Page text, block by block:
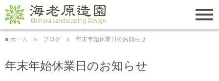
Menu
ホーム ブログ 年末年始休業日のお知らせ
年末年始休業日のお知らせ